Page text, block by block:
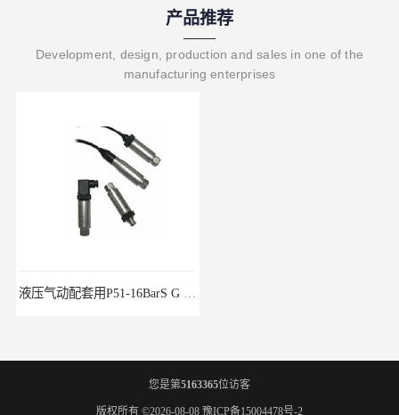
产品推荐
Development, design, production and sales in one of the
manufacturing enterprises
液压气动配套用P51-16BarS G -A-MD-20MA 压力变送器
您是第5163365位访客
版权所有 ©2026-08-08 豫ICP备15004478号-2